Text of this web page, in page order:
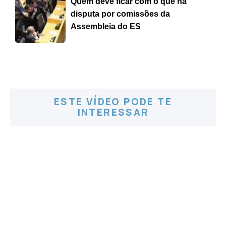
disputa por comissões da
Assembleia do ES
ESTE VÍDEO PODE TE
INTERESSAR